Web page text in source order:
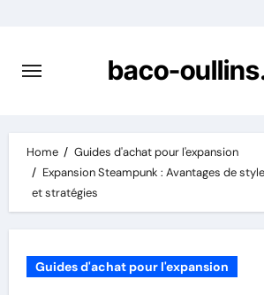
content
baco-
Home
Guides d'achat pour l'expansion
Expansion Steampunk : Avantages de
et stratégies
Guides d'achat pour l'expansion